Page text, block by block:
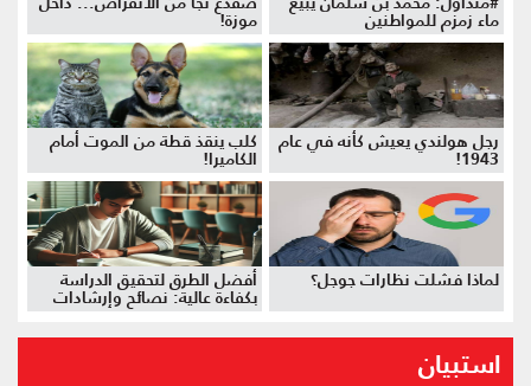
ماء زمزم للمواطنين موزة!
رجل هولندي يعيش كأنه في عام
1943!
كلب ينقذ قطة من الموت أمام
الكاميرا!
لماذا فشلت نظارات جوجل؟ أفضل الطرق لتحقيق الدراسة
بكفاءة عالية: نصائح وإرشادات
استبيان